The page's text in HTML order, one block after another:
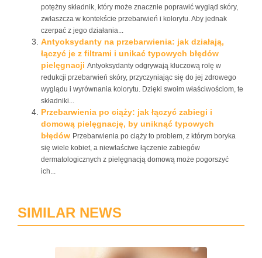
potężny składnik, który może znacznie poprawić wygląd skóry,
zwłaszcza w kontekście przebarwień i kolorytu. Aby jednak
czerpać z jego działania...
Antyoksydanty na przebarwienia: jak działają,
łączyć je z filtrami i unikać typowych błędów
pielęgnacji Antyoksydanty odgrywają kluczową rolę w
redukcji przebarwień skóry, przyczyniając się do jej zdrowego
wyglądu i wyrównania kolorytu. Dzięki swoim właściwościom, te
składniki...
Przebarwienia po ciąży: jak łączyć zabiegi i
domową pielęgnację, by uniknąć typowych
błędów Przebarwienia po ciąży to problem, z którym boryka
się wiele kobiet, a niewłaściwe łączenie zabiegów
dermatologicznych z pielęgnacją domową może pogorszyć
ich...
SIMILAR NEWS